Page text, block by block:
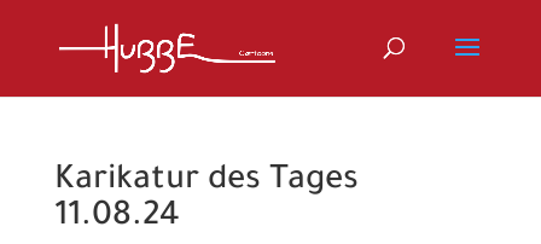
Karikatur des Tages
11.08.24